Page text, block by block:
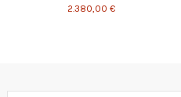
2.380,00 €